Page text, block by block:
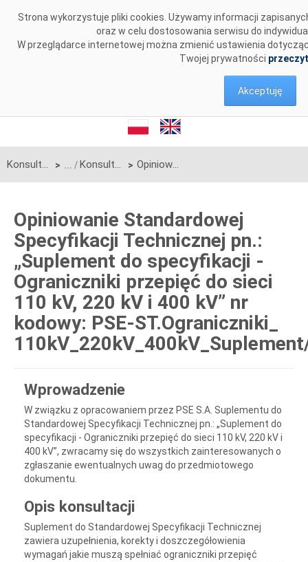
Strona wykorzystuje pliki cookies. Używamy informacji
oraz w celu dostosowania serwisu do
W przeglądarce internetowej można zmienić ustawienia
Twojej prywatności
Akceptuję
Konsultacje > Konsultacje zakończone > Opiniowanie Standardowej Specyfikacji Technicznej pn.: „Suplement do specyfikacji - Ograniczniki przepięć do sieci 110 kV, 220 kV i 400 kV” nr kodowy: PSE-ST.Ograniczniki_ 110kV_220kV_400kV_Suplement/2023
Opiniowanie Standardowej
Specyfikacji Technicznej pn.:
„Suplement do specyfikacji -
Ograniczniki przepięć do sieci
110 kV, 220 kV i 400 kV” nr
kodowy: PSE-ST.Ograniczniki_
Wprowadzenie
W związku z opracowaniem przez PSE S.A. Suplementu do
Standardowej Specyfikacji Technicznej pn.: „Suplement do
specyfikacji - Ograniczniki przepięć do sieci 110 kV, 220 kV i
400 kV”, zwracamy się do wszystkich zainteresowanych o
zgłaszanie ewentualnych uwag do przedmiotowego
dokumentu.
Opis konsultacji
Suplement do Standardowej Specyfikacji Technicznej
zawiera uzupełnienia, korekty i doszczegółowienia
wymagań jakie muszą spełniać ograniczniki przepięć